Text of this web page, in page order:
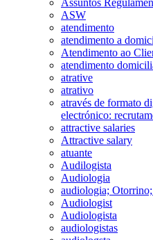
ASW
atendimento
atendimento a
Atendimento ao
atendimento
atrative
atrativo
através de formato
electrónico:
attractive salaries
Attractive salary
atuante
Audilogista
Audiologia
audiologia;
Audiologist
Audiologista
audiologistas